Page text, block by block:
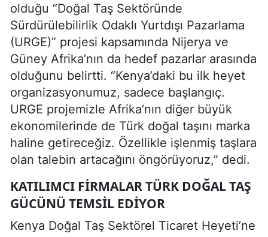
olduğu “Doğal Taş Sektöründe
Sürdürülebilirlik Odaklı Yurtdışı Pazarlama
(URGE)” projesi kapsamında Nijerya ve
Güney Afrika’nın da hedef pazarlar arasında
olduğunu belirtti. “Kenya’daki bu ilk heyet
organizasyonumuz, sadece başlangıç.
URGE projemizle Afrika’nın diğer büyük
ekonomilerinde de Türk doğal taşını marka
haline getireceğiz. Özellikle işlenmiş taşlara
olan talebin artacağını öngörüyoruz,” dedi.
KATILIMCI FIRMALAR TÜRK DOĞAL TAŞ
GÜCÜNÜ TEMSIL EDIYOR
Kenya Doğal Taş Sektörel Ticaret Heyeti’ne